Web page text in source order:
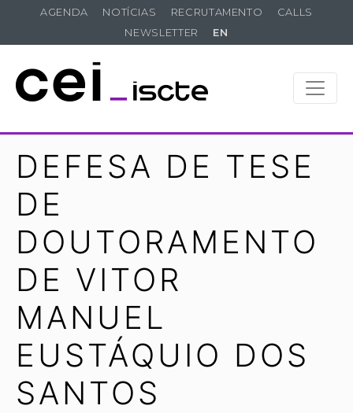
AGENDA NOTÍCIAS RECRUTAMENTO
CALLS
NEWSLETTER
EN
DEFESA DE TESE
DE
DOUTORAMENTO
DE VITOR
MANUEL
EUSTÁQUIO DOS
SANTOS